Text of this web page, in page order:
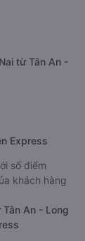
từ Tân An -
Express
số điểm
khách hàng
An - Long